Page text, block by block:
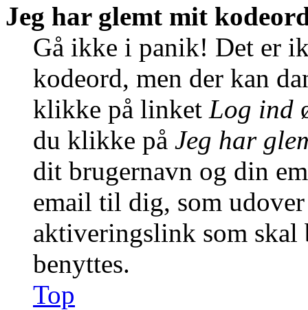
Jeg har glemt mit
Gå ikke i panik! Det er
kodeord, men der kan
klikke på linket Log ind
du klikke på Jeg har
dit brugernavn og din
email til dig, som
aktiveringslink som skal
benyttes.
Top